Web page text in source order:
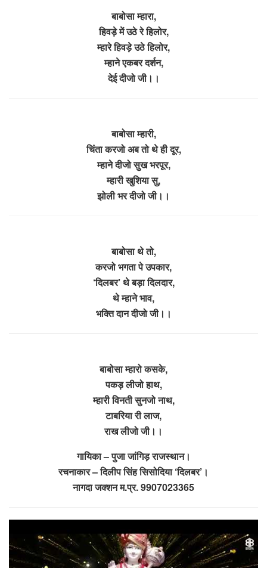
बाबोसा म्हारा,
हिवड़े में उठे रे हिलोर,
म्हारे हिवड़े उठे हिलोर,
म्हाने एकबर दर्शन,
देई दीजो जी।।
बाबोसा म्हारी,
चिंता करजो अब तो थे ही दूर,
म्हाने दीजो सुख भरपूर,
म्हारी खुशिया सु,
झोली भर दीजो जी।।
बाबोसा थे तो,
करजो भगता पे उपकार,
‘दिलबर’ थे बड़ा दिलदार,
थे म्हाने भाव,
भक्ति दान दीजो जी।।
बाबोसा म्हारो कसके,
पकड़ लीजो हाथ,
म्हारी विनती सुनजो नाथ,
टाबरिया री लाज,
राख लीजो जी।।
गायिका – पुजा जांगिड़ राजस्थान।
रचनाकार – दिलीप सिंह सिसोदिया ‘दिलबर’।
नागदा जक्शन म.प्र. 9907023365